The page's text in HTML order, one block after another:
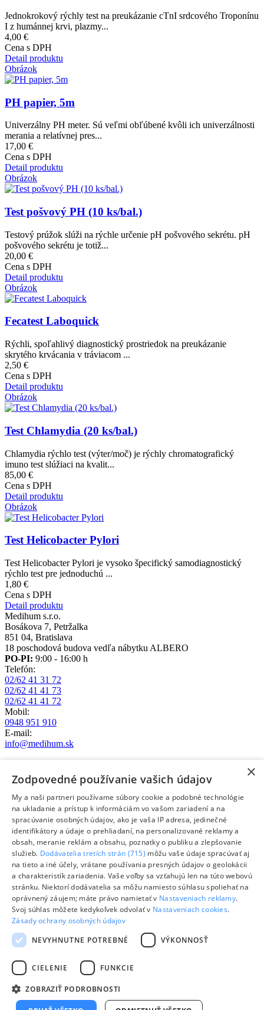
Jednokrokový rýchly test na preukázanie cTnI srdcového Troponínu
I z humánnej krvi, plazmy...
4,00 €
Cena s DPH
Detail produktu
Obrázok
PH papier, 5m
Univerzálny PH meter. Sú veľmi obľúbené kvôli ich univerzálnosti
merania a relatívnej pres...
17,00 €
Cena s DPH
Detail produktu
Obrázok
Test pošvový PH (10 ks/bal.)
Testový prúžok slúži na rýchle určenie pH pošvového sekrétu. pH
pošvového sekrétu je totiž...
20,00 €
Cena s DPH
Detail produktu
Obrázok
Fecatest Laboquick
Rýchli, spoľahlivý diagnostický prostriedok na preukázanie
skrytého krvácania v tráviacom ...
2,50 €
Cena s DPH
Detail produktu
Obrázok
Test Chlamydia (20 ks/bal.)
Chlamydia rýchlo test (výter/moč) je rýchly chromatografický
imuno test slúžiaci na kvalit...
85,00 €
Cena s DPH
Detail produktu
Obrázok
Test Helicobacter Pylori
Test Helicobacter Pylori je vysoko špecifický samodiagnostický
rýchlo test pre jednoduchú ...
1,80 €
Cena s DPH
Detail produktu
Medihum s.r.o.
Bosákova 7, Petržalka
851 04, Bratislava
18 poschodová budova vedľa nábytku ALBERO
PO-PI: 9:00 - 16:00 h
Telefón:
02/62 41 31 72
02/62 41 41 73
02/62 41 41 72
Mobil:
0948 951 910
E-mail:
info@medihum.sk
Všeobecné obchodné podmienky
Reklamačný poriadok
Dokumenty na stiahnutie
Odstúpiť od zmluvy tu
O spoločnosti
O nás
Kontakt
Odoberanie newslettera
Code
Emailová adresa
mailchimp_signup_subscribe_block_newsletter_form
© MEDIHUM s.r.o.
Lekárske prístroje a zdravotnícke pomôcky
Footer - Bottom
×
Zodpovedné používanie vašich údajov
My a naši partneri používame súbory cookie a podobné technológie
na ukladanie a prístup k informáciám vo vašom zariadení a na
spracúvanie osobných údajov, ako je vaša IP adresa, jedinečné
identifikátory a údaje o prehliadaní, na personalizované reklamy a
obsah, meranie reklám a obsahu, poznatky o publiku a zlepšovanie
služieb. Dodávatelia tretích strán (715) môžu vaše údaje spracúvať aj
na tieto a iné účely, vrátane používania presných údajov o geolokácii
a charakteristík zariadenia. Vaše voľby sa vzťahujú len na túto webovú
stránku. Niektorí dodávatelia sa môžu namiesto súhlasu spoliehať na
oprávnený záujem; máte právo namietať v Nastaveniach reklamy.
Svoj súhlas môžete kedykoľvek odvolať v Nastaveniach cookies.
Zásady ochrany osobných údajov
NEVYHNUTNE POTREBNÉ
VÝKONNOSŤ
CIELENIE FUNKCIE
ZOBRAZIŤ PODROBNOSTI